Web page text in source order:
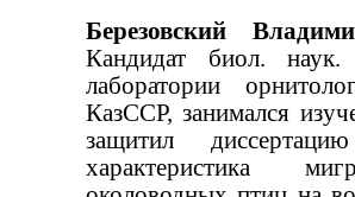
Березовский
Кандидат биол.
лаборатории
КазССР, занимался
защитил
характеристика